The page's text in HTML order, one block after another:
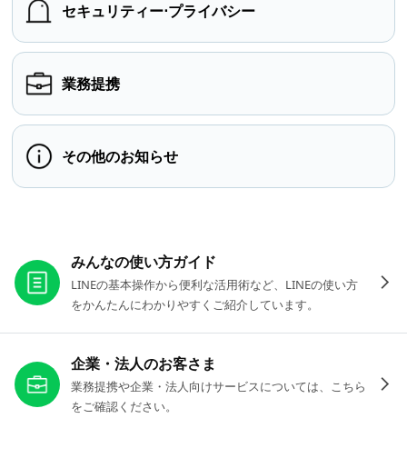
セキュリティー⋅プライバシー
業務提携
その他のお知らせ
みんなの使い方ガイド
LINEの基本操作から便利な活用術など、LINEの使い方
をかんたんにわかりやすくご紹介しています。
企業・法人のお客さま
業務提携や企業・法人向けサービスについては、こちら
をご確認ください。